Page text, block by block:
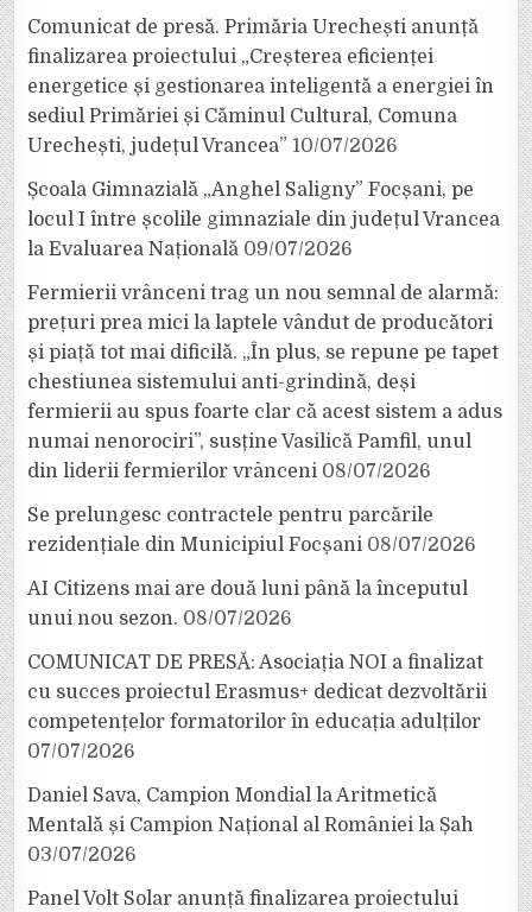
Comunicat de presă. Primăria Urechești anunță
finalizarea proiectului „Creșterea eficienței
energetice și gestionarea inteligentă a energiei în
sediul Primăriei și Căminul Cultural, Comuna
Urechești, județul Vrancea” 10/07/2026
Școala Gimnazială „Anghel Saligny” Focșani, pe
locul I între școlile gimnaziale din județul Vrancea
la Evaluarea Națională 09/07/2026
Fermierii vrânceni trag un nou semnal de alarmă:
prețuri prea mici la laptele vândut de producători
și piață tot mai dificilă. „În plus, se repune pe tapet
chestiunea sistemului anti-grindină, deși
fermierii au spus foarte clar că acest sistem a adus
numai nenorociri”, susține Vasilică Pamfil, unul
din liderii fermierilor vrânceni 08/07/2026
Se prelungesc contractele pentru parcările
rezidențiale din Municipiul Focșani 08/07/2026
AI Citizens mai are două luni până la începutul
unui nou sezon. 08/07/2026
COMUNICAT DE PRESĂ: Asociația NOI a finalizat
cu succes proiectul Erasmus+ dedicat dezvoltării
competențelor formatorilor în educația adulților
07/07/2026
Daniel Sava, Campion Mondial la Aritmetică
Mentală și Campion Național al României la Șah
03/07/2026
Panel Volt Solar anunță finalizarea proiectului